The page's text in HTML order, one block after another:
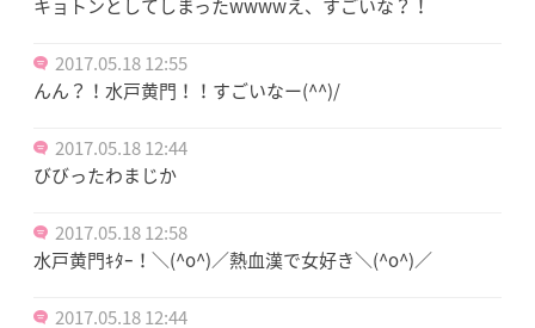
キョトンとしてしまったwwwwえ、すごいな？！
2017.05.18 12:55
んん？！水戸黄門！！すごいなー(^^)/
2017.05.18 12:44
びびったわまじか
2017.05.18 12:58
水戸黄門ｷﾀｰ！＼(^o^)／熱血漢で女好き＼(^o^)／
2017.05.18 12:44